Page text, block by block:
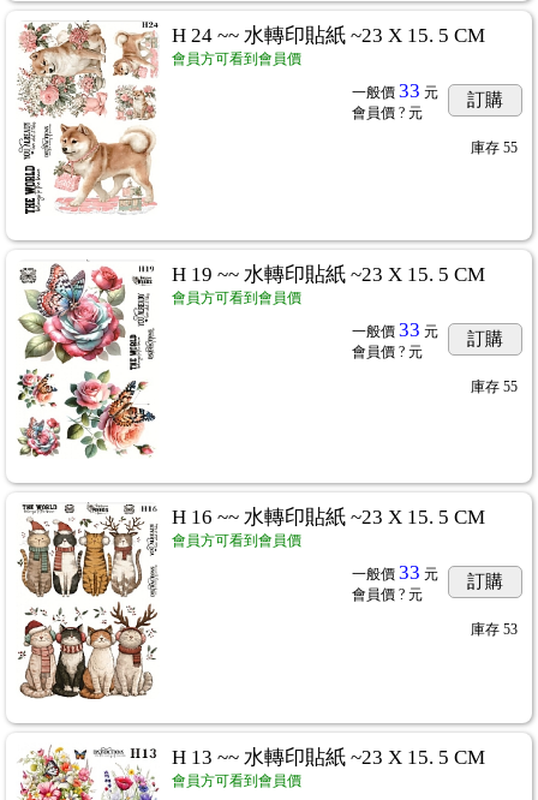
/素材紙...583
H 24 ~~ 水轉印貼紙 ~23 X 15. 5 CM
會員方可看到會員價
一般價 33 元
會員價 ? 元
訂購
庫存 55
H 19 ~~ 水轉印貼紙 ~23 X 15. 5 CM
會員方可看到會員價
一般價 33 元
會員價 ? 元
訂購
庫存 55
H 16 ~~ 水轉印貼紙 ~23 X 15. 5 CM
會員方可看到會員價
一般價 33 元
會員價 ? 元
訂購
庫存 53
H 13 ~~ 水轉印貼紙 ~23 X 15. 5 CM
會員方可看到會員價